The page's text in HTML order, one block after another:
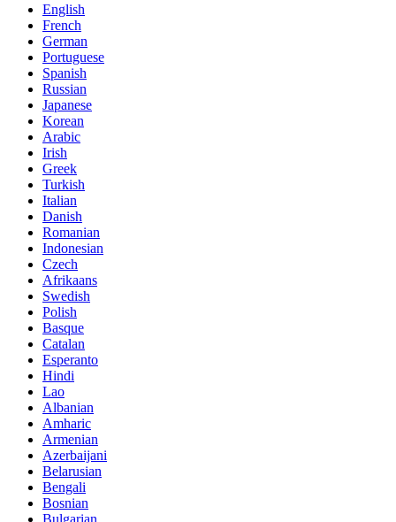
English
French
German
Portuguese
Spanish
Russian
Japanese
Korean
Arabic
Irish
Greek
Turkish
Italian
Danish
Romanian
Indonesian
Czech
Afrikaans
Swedish
Polish
Basque
Catalan
Esperanto
Hindi
Lao
Albanian
Amharic
Armenian
Azerbaijani
Belarusian
Bengali
Bosnian
Bulgarian